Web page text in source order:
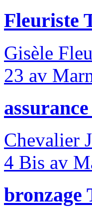
Fleuriste
Gisèle
23 av
Chevalier
4 Bis av
bronzage